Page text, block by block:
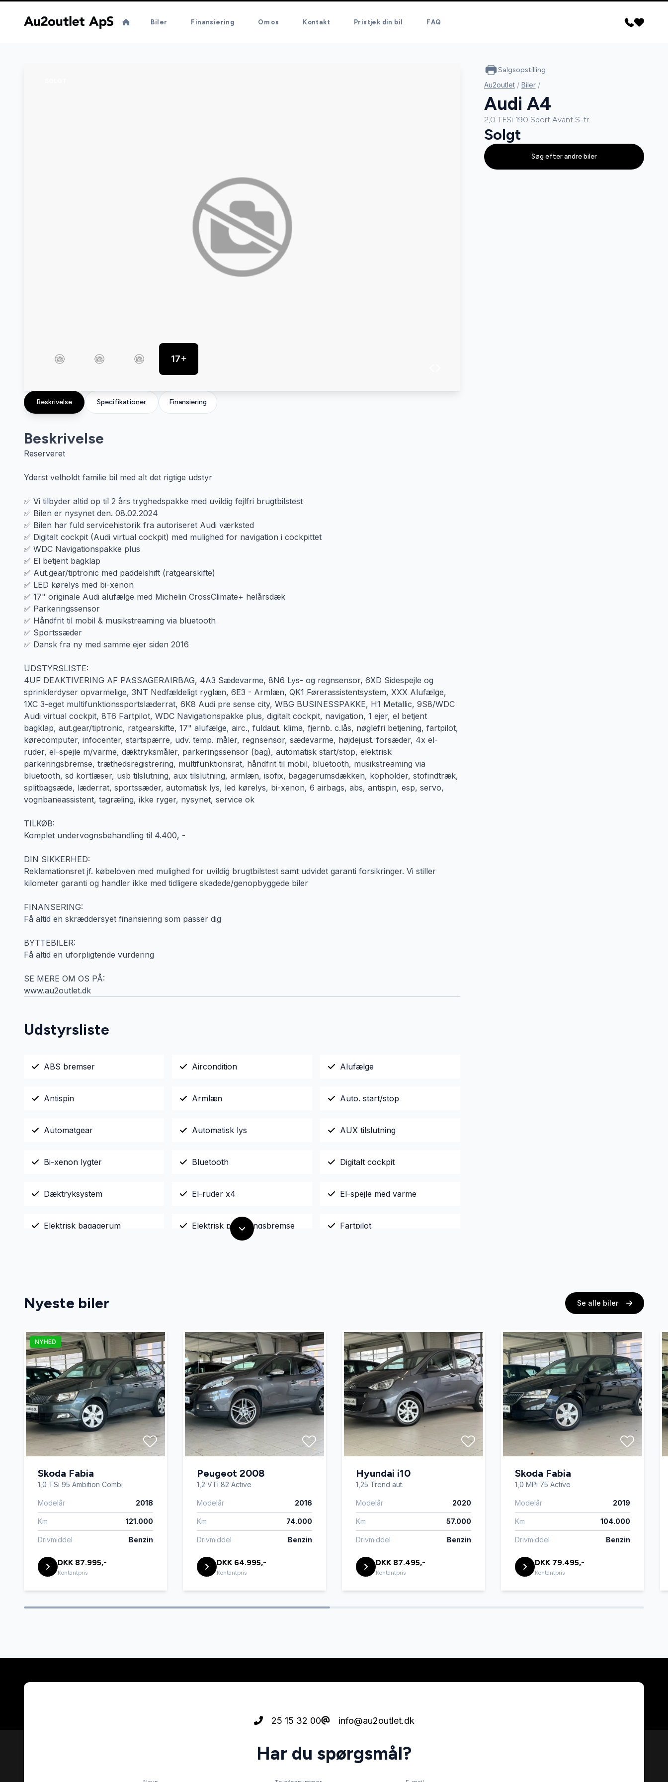
Biler Finansiering Om os Kontakt Pristjek din bil FAQ
17
Specifikationer
Beskrivelse Finansiering
Beskrivelse
Reserveret
Yderst velholdt familie bil med alt det rigtige udstyr
✅ Vi tilbyder altid op til 2 års tryghedspakke med uvildig fejlfri brugtbilstest
✅ Bilen er nysynet den. 08.02.2024
✅ Bilen har fuld servicehistorik fra autoriseret Audi værksted
✅ Digitalt cockpit (Audi virtual cockpit) med mulighed for navigation i cockpittet
✅ WDC Navigationspakke plus
✅ El betjent bagklap
✅ Aut.gear/tiptronic med paddelshift (ratgearskifte)
✅ LED kørelys med bi-xenon
✅ 17" originale Audi alufælge med Michelin CrossClimate+ helårsdæk
✅ Parkeringssensor
✅ Håndfrit til mobil & musikstreaming via bluetooth
✅ Sportssæder
✅ Dansk fra ny med samme ejer siden 2016
UDSTYRSLISTE:
4UF DEAKTIVERING AF PASSAGERAIRBAG, 4A3 Sædevarme, 8N6 Lys- og regnsensor, 6XD Sidespejle og
sprinklerdyser opvarmelige, 3NT Nedfældeligt ryglæn, 6E3 - Armlæn, QK1 Førerassistentsystem, XXX Alufælge,
1XC 3-eget multifunktionssportslæderrat, 6K8 Audi pre sense city, WBG BUSINESSPAKKE, H1 Metallic, 9S8/WDC
Audi virtual cockpit, 8T6 Fartpilot, WDC Navigationspakke plus, digitalt cockpit, navigation, 1 ejer, el betjent
bagklap, aut.gear/tiptronic, ratgearskifte, 17" alufælge, airc., fuldaut. klima, fjernb. c.lås, nøglefri betjening, fartpilot,
kørecomputer, infocenter, startspærre, udv. temp. måler, regnsensor, sædevarme, højdejust. forsæder, 4x el-
ruder, el-spejle m/varme, dæktryksmåler, parkeringssensor (bag), automatisk start/stop, elektrisk
parkeringsbremse, træthedsregistrering, multifunktionsrat, håndfrit til mobil, bluetooth, musikstreaming via
bluetooth, sd kortlæser, usb tilslutning, aux tilslutning, armlæn, isofix, bagagerumsdækken, kopholder, stofindtræk,
splitbagsæde, læderrat, sportssæder, automatisk lys, led kørelys, bi-xenon, 6 airbags, abs, antispin, esp, servo,
vognbaneassistent, tagræling, ikke ryger, nysynet, service ok
TILKØB:
Komplet undervognsbehandling til 4.400, -
DIN SIKKERHED:
Reklamationsret jf. købeloven med mulighed for uvildig brugtbilstest samt udvidet garanti forsikringer. Vi stiller
kilometer garanti og handler ikke med tidligere skadede/genopbyggede biler
FINANSERING:
Få altid en skræddersyet finansiering som passer dig
BYTTEBILER:
Få altid en uforpligtende vurdering
SE MERE OM OS PÅ:
www.au2outlet.dk
Udstyrsliste
ABS bremser Aircondition Alufælge
Antispin Armlæn Auto. start/stop
Automatgear Automatisk lys AUX tilslutning
Bi-xenon lygter Bluetooth Digitalt cockpit
Dæktryksystem El-ruder x4 El-spejle med varme
Elektrisk bagagerum Elektrisk parkeringsbremse Fartpilot
Navigation Nøglefri betjening Parkeringssensor bagved
Ratgearskifte SD kortlæser Service OK
Servostyring Splitbagsæder Sportssæder
Startspærre Stofsæder Sædevarme
Tagræling Træthedsregistrering USB tilslutning
Vejbaneassistent
Salgsopstilling
Au2outlet / Biler /
Audi A4
2,0 TFSi 190 Sport Avant S-tr.
Solgt
Søg efter andre biler
Nyeste biler Se alle biler
NYHED
Skoda Fabia
1,0 TSi 95 Ambition Combi
Modelår 2018
Km 121.000
Drivmiddel Benzin
DKK 87.995,-
Kontantpris
Peugeot 2008
1,2 VTi 82 Active
Modelår 2016
Km 74.000
Drivmiddel Benzin
DKK 64.995,-
Kontantpris
Hyundai i10
1,25 Trend aut.
Modelår 2020
Km 57.000
Drivmiddel Benzin
DKK 87.495,-
Kontantpris
Skoda Fabia
1,0 MPi 75 Active
Modelår 2019
Km 104.000
Drivmiddel Benzin
DKK 79.495,-
Kontantpris
25 15 32 00 info@au2outlet.dk
Har du spørgsmål?